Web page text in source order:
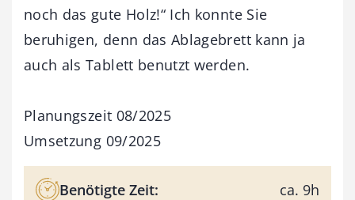
noch das gute Holz!“ Ich konnte Sie
beruhigen, denn das Ablagebrett kann ja
auch als Tablett benutzt werden.
Planungszeit 08/2025
Umsetzung 09/2025
Benötigte Zeit: ca. 9h